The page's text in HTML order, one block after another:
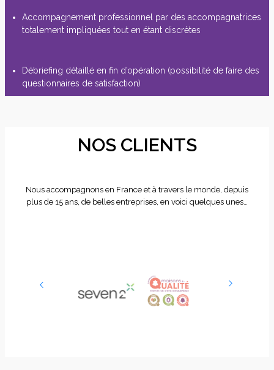
Accompagnement professionnel par des accompagnatrices
totalement impliquées tout en étant discrètes
Débriefing détaillé en fin d’opération (possibilité de faire des
questionnaires de satisfaction)
NOS CLIENTS
Nous accompagnons en France et à travers le monde, depuis
plus de 15 ans, de belles entreprises, en voici quelques unes…